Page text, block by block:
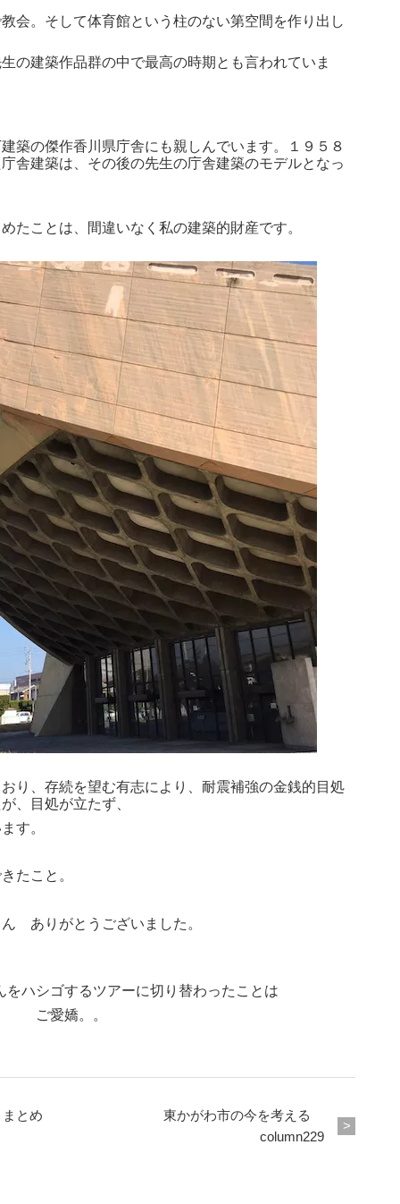
会。そして体育館という柱のない第空間を作り出し
の建築作品群の中で最高の時期とも言われていま
築の傑作香川県庁舎にも親しんでいます。１９５８
舎建築は、その後の先生の庁舎建築のモデルとなっ
たことは、間違いなく私の建築的財産です。
り、存続を望む有志により、耐震補強の金銭的目処
、目処が立たず、
す。
たこと。
ありがとうございました。
をハシゴするツアーに切り替わったことは
ご愛嬌。。
とめ
東かがわ市の今を考える
column229